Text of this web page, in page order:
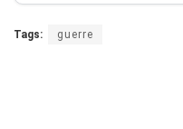
Tags: guerre